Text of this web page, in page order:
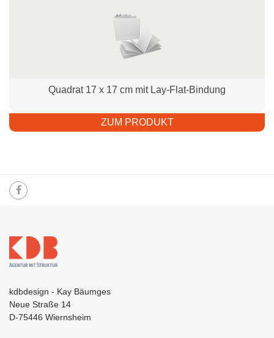
Quadrat 17 x 17 cm mit Lay-Flat-Bindung
ZUM PRODUKT
kdbdesign - Kay Bäumges
Neue Straße 14
D-75446 Wiernsheim